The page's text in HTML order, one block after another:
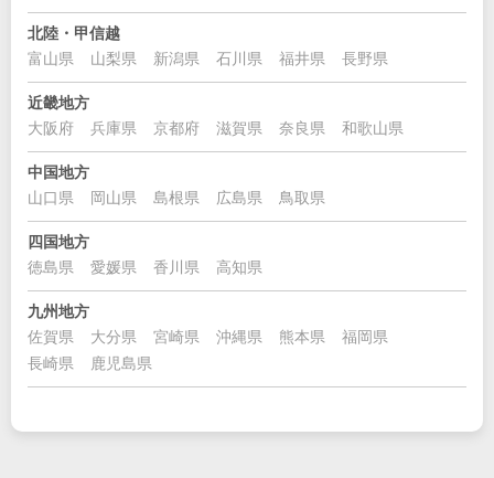
北陸・甲信越
富山県
山梨県 新潟県 石川県 福井県 長野県
近畿地方
大阪府
兵庫県 京都府 滋賀県 奈良県 和歌山県
中国地方
山口県
岡山県 島根県 広島県 鳥取県
四国地方
徳島県
愛媛県 香川県 高知県
九州地方
佐賀県
大分県 宮崎県 沖縄県 熊本県
福岡県
長崎県
鹿児島県